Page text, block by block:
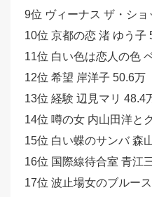
9位 ヴィーナス ザ・シ
10位 京都の恋 渚 ゆう子
11位 白い色は恋人の色
12位 希望 岸洋子 50.6万
13位 経験 辺見マリ 48.4
14位 噂の女 内山田洋と
15位 白い蝶のサンバ 森
16位 国際線待合室 青江
17位 波止場女のブルー